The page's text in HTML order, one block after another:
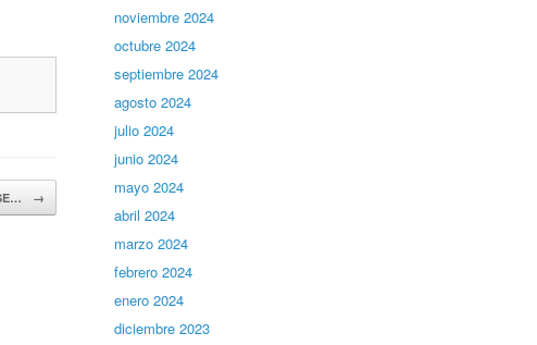
→
noviembre 2024
octubre 2024
septiembre 2024
agosto 2024
julio 2024
junio 2024
mayo 2024
abril 2024
marzo 2024
febrero 2024
enero 2024
diciembre 2023